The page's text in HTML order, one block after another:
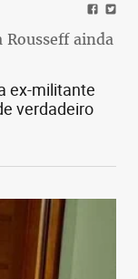
ainda
ex-militante
verdadeiro